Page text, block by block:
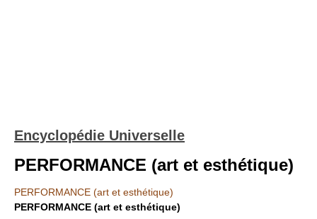
Encyclopédie Universelle
PERFORMANCE (art et esthétique)
PERFORMANCE (art et esthétique)
PERFORMANCE (art et esthétique)